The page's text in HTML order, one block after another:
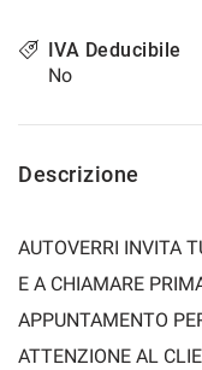
IVA Deducibile
No
Descrizione
AUTOVERRI INVITA
E A CHIAMARE
APPUNTAMENTO
ATTENZIONE AL